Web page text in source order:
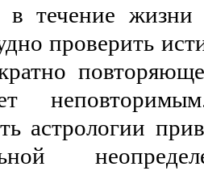
течение жизни
проверить
астрологии